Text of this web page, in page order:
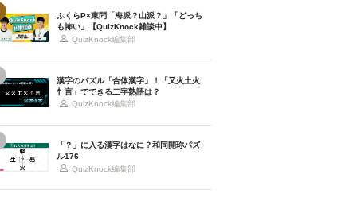
ふくらP×東問「海派？山派？」「どっち
も怖い」【QuizKnock雑談中】
QuizKnock編集部
漢字のパズル「合体漢字」！「又火土火
忄言」でできる二字熟語は？
QuizKnock編集部
「？」に入る漢字はなに？和同開珎パズ
ル176
QuizKnock編集部